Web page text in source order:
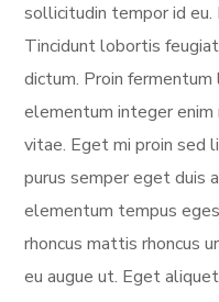
sollicitudin tempor id
Tincidunt lobortis
dictum. Proin
elementum integer
vitae. Eget mi proin sed
purus semper eget duis
elementum tempus
rhoncus mattis rhoncus
eu augue ut. Eget